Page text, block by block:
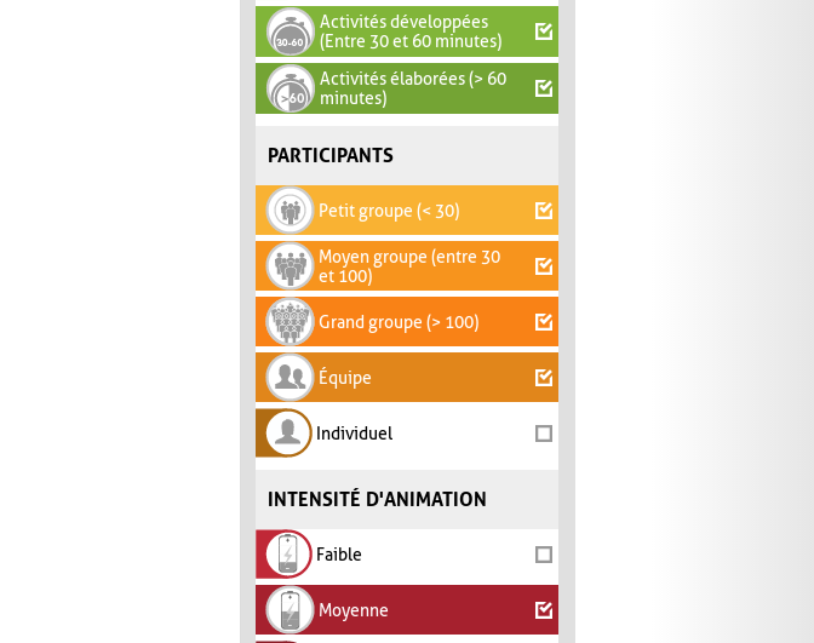
Activités développées
(Entre 30 et 60 minutes)
Activités élaborées (> 60
minutes)
PARTICIPANTS
Petit groupe (< 30)
Moyen groupe (entre 30
et 100)
Grand groupe (> 100)
Équipe
Individuel
INTENSITÉ D'ANIMATION
Faible
Moyenne